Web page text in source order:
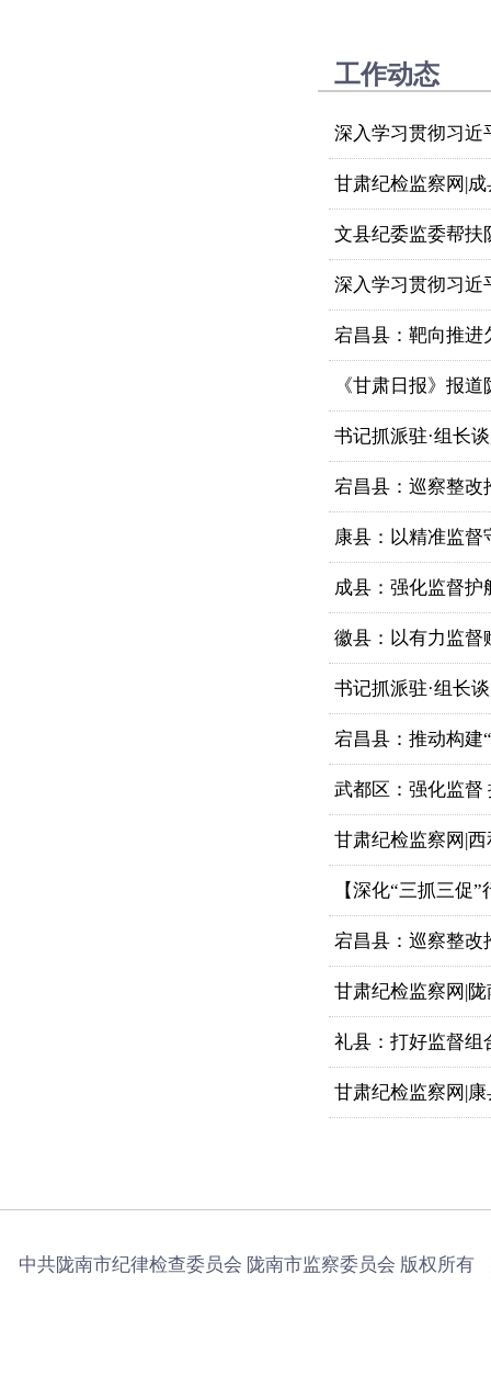
工作动态
深入学习贯彻习近
甘肃纪检监察网|
文县纪委监委帮扶
深入学习贯彻习近
宕昌县：靶向推进
《甘肃日报》报
书记抓派驻·组长
宕昌县：巡察整改
康县：以精准监督
成县：强化监督护
徽县：以有力监督
书记抓派驻·组长
宕昌县：推动构建
武都区：强化监督
甘肃纪检监察网|
【深化“三抓三促
宕昌县：巡察整改
甘肃纪检监察网|
礼县：打好监督组
甘肃纪检监察网|
中共陇南市纪律检查委员会 陇南市监察委员会 版权所有